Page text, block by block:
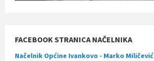
FACEBOOK STRANICA NAČELNIKA
Načelnik Općine Ivankovo - Marko Miličević